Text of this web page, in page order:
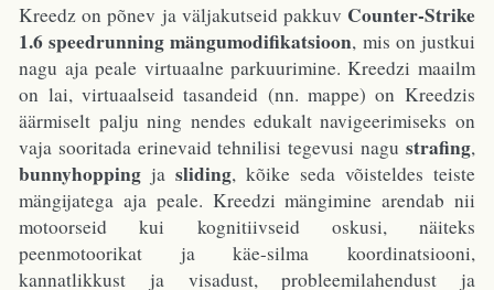
Kreedz on põnev ja väljakutseid pakkuv Counter-Strike
1.6 speedrunning mängumodifikatsioon, mis on justkui
nagu aja peale virtuaalne parkuurimine. Kreedzi maailm
on lai, virtuaalseid tasandeid (nn. mappe) on Kreedzis
äärmiselt palju ning nendes edukalt navigeerimiseks on
vaja sooritada erinevaid tehnilisi tegevusi nagu strafing,
bunnyhopping jasliding, kõike seda võisteldes teiste
mängijatega aja peale. Kreedzi mängimine arendab nii
motoorseid kui kognitiivseid oskusi, näiteks
peenmotoorikat ja käe-silma koordinatsiooni,
kannatlikkust ja visadust, probleemilahendust ja